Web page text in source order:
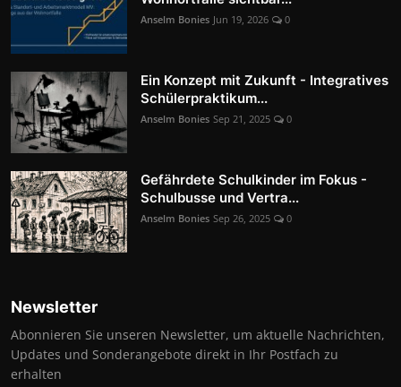
Anselm Bonies Jun 19, 2026 0
Ein Konzept mit Zukunft - Integratives
Schülerpraktikum...
Anselm Bonies Sep 21, 2025 0
Gefährdete Schulkinder im Fokus -
Schulbusse und Vertra...
Anselm Bonies Sep 26, 2025 0
Newsletter
Abonnieren Sie unseren Newsletter, um aktuelle Nachrichten,
Updates und Sonderangebote direkt in Ihr Postfach zu
erhalten